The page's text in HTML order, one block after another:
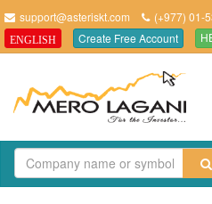
support@asteriskt.com (+977) 01-
ENGLISH Create Free Account